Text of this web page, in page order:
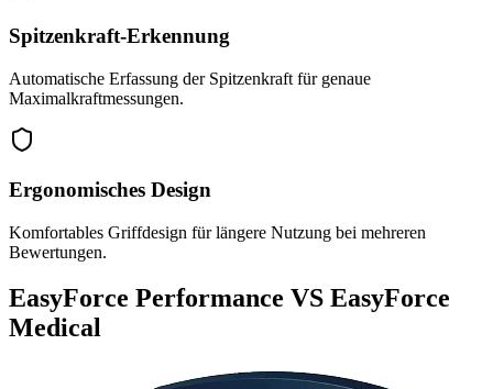
Spitzenkraft-Erkennung
Automatische Erfassung der Spitzenkraft für genaue
Maximalkraftmessungen.
Ergonomisches Design
Komfortables Griffdesign für längere Nutzung bei mehreren
Bewertungen.
EasyForce Performance VS EasyForce
Medical